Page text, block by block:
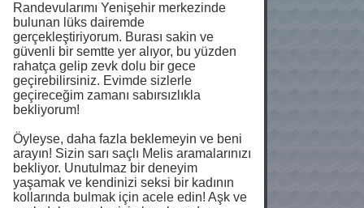
Randevularımı Yenişehir merkezinde
bulunan lüks dairemde
gerçekleştiriyorum. Burası sakin ve
güvenli bir semtte yer alıyor, bu yüzden
rahatça gelip zevk dolu bir gece
geçirebilirsiniz. Evimde sizlerle
geçireceğim zamanı sabırsızlıkla
bekliyorum!
Öyleyse, daha fazla beklemeyin ve beni
arayın! Sizin sarı saçlı Melis aramalarınızı
bekliyor. Unutulmaz bir deneyim
yaşamak ve kendinizi seksi bir kadının
kollarında bulmak için acele edin! Aşk ve